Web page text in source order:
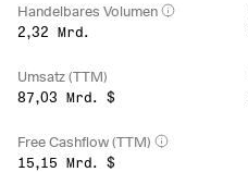
Handelbares Volumen
2,32 Mrd.
Umsatz (TTM)
87,03 Mrd. $
Free Cashflow (TTM)
15,15 Mrd. $